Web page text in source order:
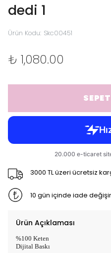
dedi 1
Ürün Kodu: Skc00451
₺ 1,080.00
3000 TL üzeri ücretsiz
10 gün içinde iade
Ürün Açıklaması
%100 Keten
Dijital Baskı